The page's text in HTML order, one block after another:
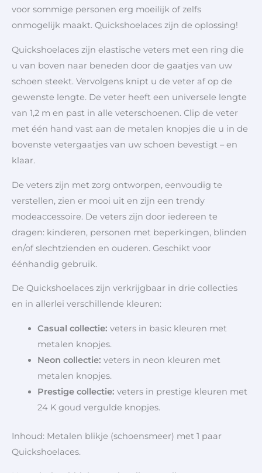
voor sommige personen erg moeilijk of zelfs
onmogelijk maakt. Quickshoelaces zijn de oplossing!
Quickshoelaces zijn elastische veters met een ring die
u van boven naar beneden door de gaatjes van uw
schoen steekt. Vervolgens knipt u de veter af op de
gewenste lengte. De veter heeft een universele lengte
van 1,2 m en past in alle veterschoenen. Clip de veter
met één hand vast aan de metalen knopjes die u in de
bovenste vetergaatjes van uw schoen bevestigt – en
klaar.
De veters zijn met zorg ontworpen, eenvoudig te
verstellen, zien er mooi uit en zijn een trendy
modeaccessoire. De veters zijn door iedereen te
dragen: kinderen, personen met beperkingen, blinden
en/of slechtzienden en ouderen. Geschikt voor
éénhandig gebruik.
De Quickshoelaces zijn verkrijgbaar in drie collecties
en in allerlei verschillende kleuren:
Casual collectie: veters in basic kleuren met
metalen knopjes.
Neon collectie: veters in neon kleuren met
metalen knopjes.
Prestige collectie: veters in prestige kleuren met
24 K goud vergulde knopjes.
Inhoud: Metalen blikje (schoensmeer) met 1 paar
Quickshoelaces.